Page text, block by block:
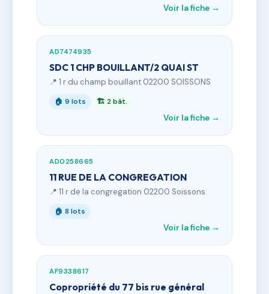
Voir la fiche →
AD7474935
SDC 1 CHP BOUILLANT/2 QUAI ST
📍 1 r du champ bouillant 02200 SOISSONS
🏠 9 lots 🏗 2 bât.
Voir la fiche →
AD0258665
11 RUE DE LA CONGREGATION
📍 11 r de la congregation 02200 Soissons
🏠 8 lots
Voir la fiche →
AF9338617
Copropriété du 77 bis rue général